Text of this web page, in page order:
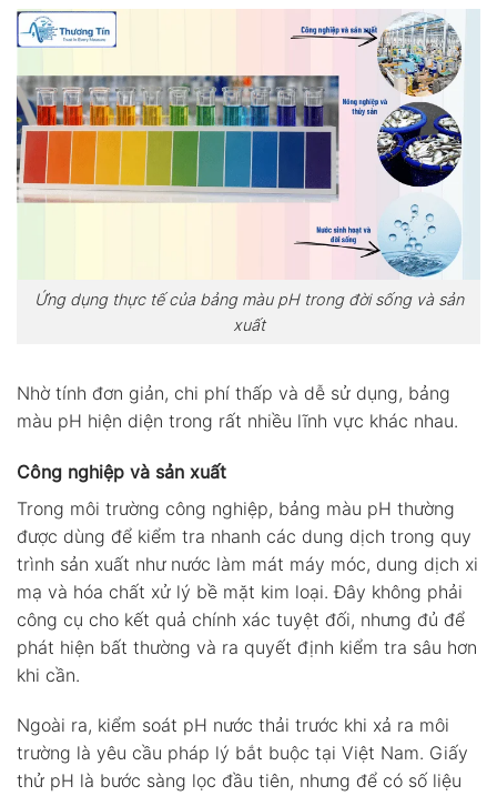
Ứng dụng thực tế của bảng màu pH trong đời sống và sản
xuất
Nhờ tính đơn giản, chi phí thấp và dễ sử dụng, bảng
màu pH hiện diện trong rất nhiều lĩnh vực khác nhau.
Công nghiệp và sản xuất
Trong môi trường công nghiệp, bảng màu pH thường
được dùng để kiểm tra nhanh các dung dịch trong quy
trình sản xuất như nước làm mát máy móc, dung dịch xi
mạ và hóa chất xử lý bề mặt kim loại. Đây không phải
công cụ cho kết quả chính xác tuyệt đối, nhưng đủ để
phát hiện bất thường và ra quyết định kiểm tra sâu hơn
khi cần.
Ngoài ra, kiểm soát pH nước thải trước khi xả ra môi
trường là yêu cầu pháp lý bắt buộc tại Việt Nam. Giấy
thử pH là bước sàng lọc đầu tiên, nhưng để có số liệu